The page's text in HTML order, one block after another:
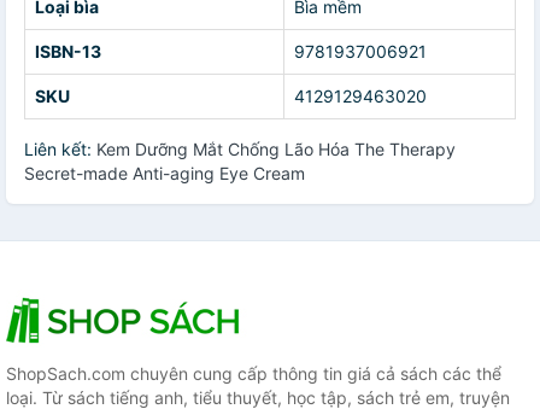
Loại bìa Bìa mềm
ISBN-13 9781937006921
SKU 4129129463020
Liên kết: Kem Dưỡng Mắt Chống Lão Hóa The Therapy
Secret-made Anti-aging Eye Cream
ShopSach.com chuyên cung cấp thông tin giá cả sách các thể
loại. Từ sách tiếng anh, tiểu thuyết, học tập, sách trẻ em, truyện